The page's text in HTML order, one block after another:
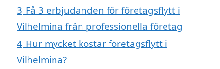
3 Få 3 erbjudanden för företagsflytt i
Vilhelmina från professionella företag
4 Hur mycket kostar företagsflytt i
Vilhelmina?